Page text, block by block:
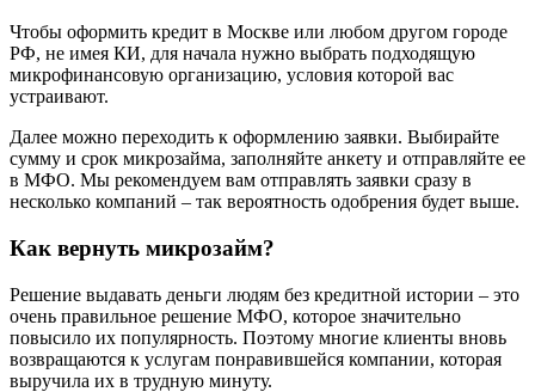
Чтобы оформить кредит в Москве или любом другом городе
РФ, не имея КИ, для начала нужно выбрать подходящую
микрофинансовую организацию, условия которой вас
устраивают.
Далее можно переходить к оформлению заявки. Выбирайте
сумму и срок микрозайма, заполняйте анкету и отправляйте ее
в МФО. Мы рекомендуем вам отправлять заявки сразу в
несколько компаний – так вероятность одобрения будет выше.
Как вернуть микрозайм?
Решение выдавать деньги людям без кредитной истории – это
очень правильное решение МФО, которое значительно
повысило их популярность. Поэтому многие клиенты вновь
возвращаются к услугам понравившейся компании, которая
выручила их в трудную минуту.